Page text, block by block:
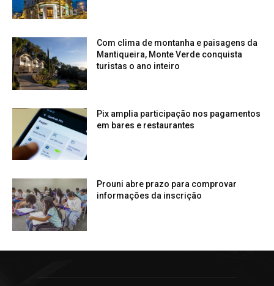
Com clima de montanha e paisagens da
Mantiqueira, Monte Verde conquista
turistas o ano inteiro
Pix amplia participação nos pagamentos
em bares e restaurantes
Prouni abre prazo para comprovar
informações da inscrição